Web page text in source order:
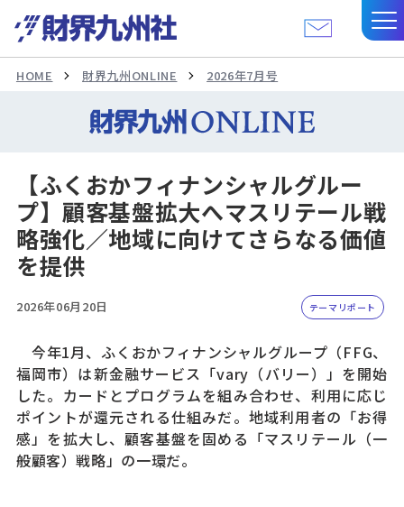
HOME 財界九州ONLINE 2026年7月号
【ふくおかフィナンシャルグルー
プ】顧客基盤拡大へマスリテール戦
略強化／地域に向けてさらなる価値
を提供
2026年06月20日 テーマリポート
今年1月、ふくおかフィナンシャルグループ（FFG、
福岡市）は新金融サービス「vary（バリー）」を開始
した。カードとプログラムを組み合わせ、利用に応じ
ポイントが還元される仕組みだ。地域利用者の「お得
感」を拡大し、顧客基盤を固める「マスリテール（一
般顧客）戦略」の一環だ。